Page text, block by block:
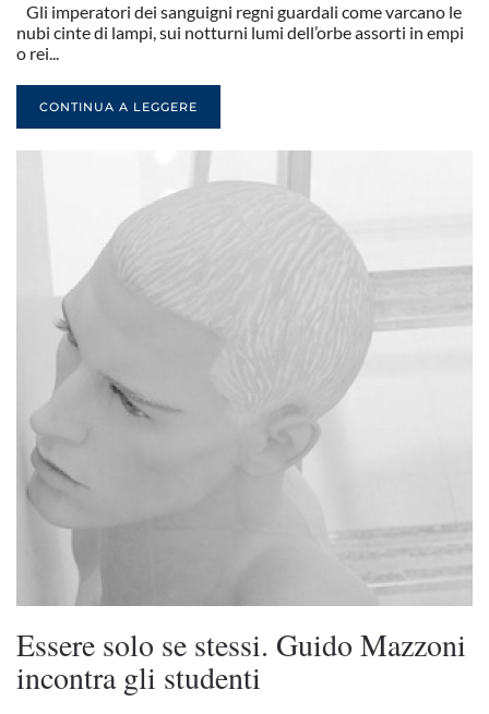
Gli imperatori dei sanguigni regni guardali come varcano le
nubi cinte di lampi, sui notturni lumi dell’orbe assorti in empi
o rei...
CONTINUA A LEGGERE
Essere solo se stessi. Guido Mazzoni
incontra gli studenti